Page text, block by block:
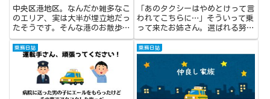
中央区港地区。なんだか雑多なこ
のエリア、実は大半が埋立地だっ
たそうです。そんな港のお散歩日
記です。
「あのタクシーはやめとけって言
われてこちらに…」そういって乗
って来たお姉さん。選ばれる努力
を怠ればこうなるんだと改めて思
ったお話。
乗務日誌 乗務日誌